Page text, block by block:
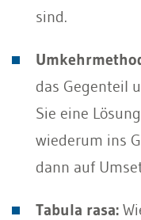
sind.
das Gegenteil
Sie eine
wiederum ins
dann auf
Tabula rasa: